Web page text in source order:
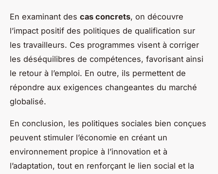
En examinant des cas concrets, on découvre
l’impact positif des politiques de qualification sur
les travailleurs. Ces programmes visent à corriger
les déséquilibres de compétences, favorisant ainsi
le retour à l’emploi. En outre, ils permettent de
répondre aux exigences changeantes du marché
globalisé.
En conclusion, les politiques sociales bien conçues
peuvent stimuler l’économie en créant un
environnement propice à l’innovation et à
l’adaptation, tout en renforçant le lien social et la